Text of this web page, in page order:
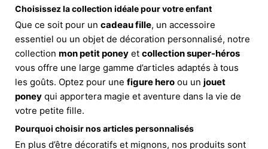
Choisissez la collection idéale pour votre enfant
Que ce soit pour un cadeau fille, un accessoire
essentiel ou un objet de décoration personnalisé, notre
collection mon petit poney et collection super-héros
vous offre une large gamme d’articles adaptés à tous
les goûts. Optez pour une figure hero ou un jouet
poney qui apportera magie et aventure dans la vie de
votre petite fille.
Pourquoi choisir nos articles personnalisés
En plus d’être décoratifs et mignons, nos produits sont